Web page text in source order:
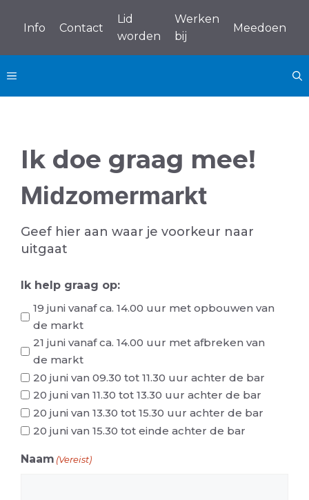
naar
inhoud
Info Contact
Lid
worden
Werken
bij
Meedoen
MENU
Ik doe graag mee!
Midzomermarkt
Geef hier aan waar je voorkeur naar
uitgaat
Ik help graag op:
19 juni vanaf ca. 14.00 uur met opbouwen van
de markt
21 juni vanaf ca. 14.00 uur met afbreken van
de markt
20 juni van 09.30 tot 11.30 uur achter de bar
20 juni van 11.30 tot 13.30 uur achter de bar
20 juni van 13.30 tot 15.30 uur achter de bar
20 juni van 15.30 tot einde achter de bar
Naam (Vereist)